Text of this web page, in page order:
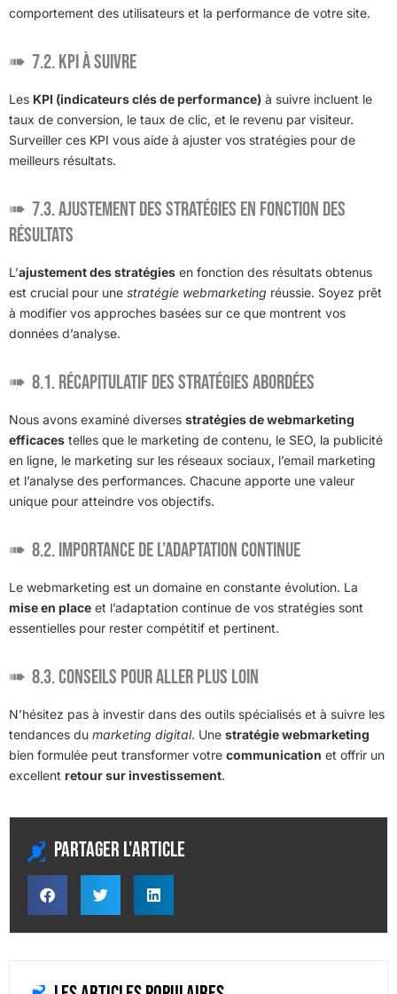
comportement des utilisateurs et la performance de votre site.
7.2. KPI à suivre
Les KPI (indicateurs clés de performance) à suivre incluent le
taux de conversion, le taux de clic, et le revenu par visiteur.
Surveiller ces KPI vous aide à ajuster vos stratégies pour de
meilleurs résultats.
7.3. Ajustement des stratégies en fonction des
résultats
L’ajustement des stratégies en fonction des résultats obtenus
est crucial pour une stratégie webmarketing réussie. Soyez prêt
à modifier vos approches basées sur ce que montrent vos
données d’analyse.
8.1. Récapitulatif des stratégies abordées
Nous avons examiné diverses stratégies de webmarketing
efficaces telles que le marketing de contenu, le SEO, la publicité
en ligne, le marketing sur les réseaux sociaux, l’email marketing
et l’analyse des performances. Chacune apporte une valeur
unique pour atteindre vos objectifs.
8.2. Importance de l’adaptation continue
Le webmarketing est un domaine en constante évolution. La
mise en place et l’adaptation continue de vos stratégies sont
essentielles pour rester compétitif et pertinent.
8.3. Conseils pour aller plus loin
N’hésitez pas à investir dans des outils spécialisés et à suivre les
tendances du marketing digital. Une stratégie webmarketing
bien formulée peut transformer votre communication et offrir un
excellent retour sur investissement.
Partager l'article